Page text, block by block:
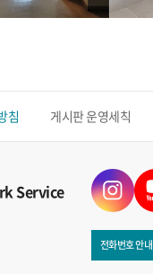
침 게시판 운영세칙
Service
전화번호 안내